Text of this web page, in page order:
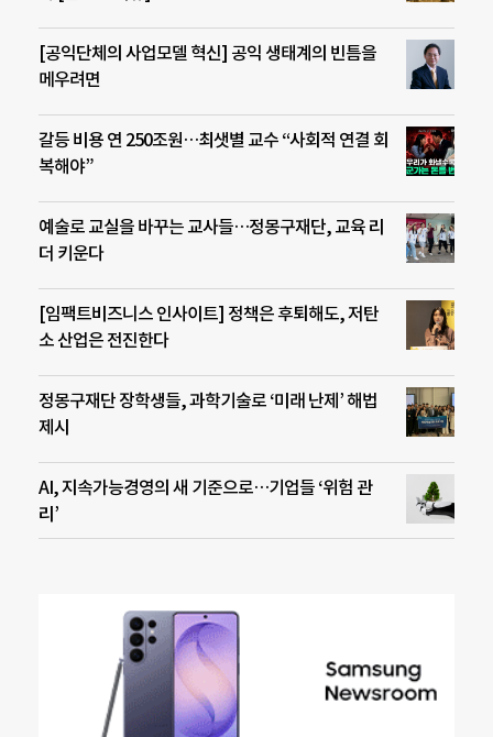
[공익단체의 사업모델 혁신] 공익 생태계의 빈틈을
메우려면
갈등 비용 연 250조원…최샛별 교수 “사회적 연결 회
복해야”
예술로 교실을 바꾸는 교사들…정몽구재단, 교육 리
더 키운다
[임팩트비즈니스 인사이트] 정책은 후퇴해도, 저탄
소 산업은 전진한다
정몽구재단 장학생들, 과학기술로 ‘미래 난제’ 해법
제시
AI, 지속가능경영의 새 기준으로…기업들 ‘위험 관
리’